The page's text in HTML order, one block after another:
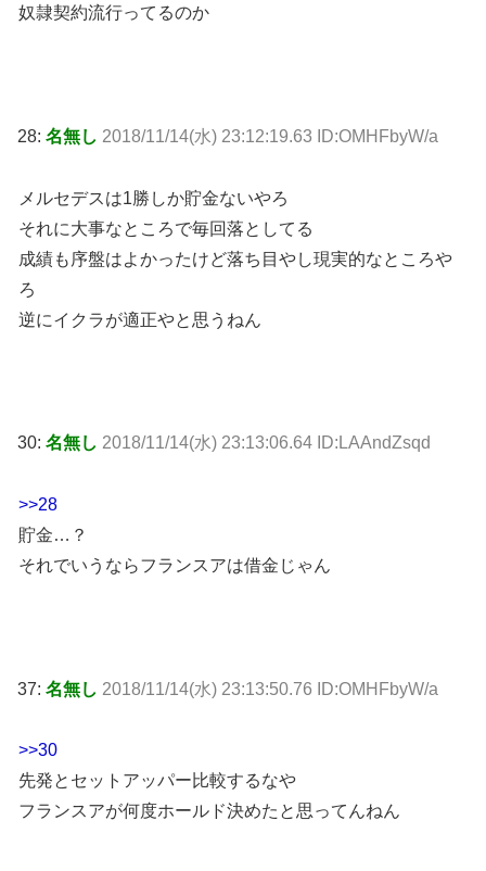
奴隷契約流行ってるのか
28: 名無し 2018/11/14(水) 23:12:19.63 ID:OMHFbyW/a
メルセデスは1勝しか貯金ないやろ
それに大事なところで毎回落としてる
成績も序盤はよかったけど落ち目やし現実的なところや
ろ
逆にイクラが適正やと思うねん
30: 名無し 2018/11/14(水) 23:13:06.64 ID:LAAndZsqd
>>28
貯金…？
それでいうならフランスアは借金じゃん
37: 名無し 2018/11/14(水) 23:13:50.76 ID:OMHFbyW/a
>>30
先発とセットアッパー比較するなや
フランスアが何度ホールド決めたと思ってんねん